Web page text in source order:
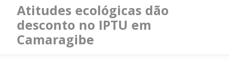
Atitudes ecológicas dão
desconto no IPTU em
Camaragibe